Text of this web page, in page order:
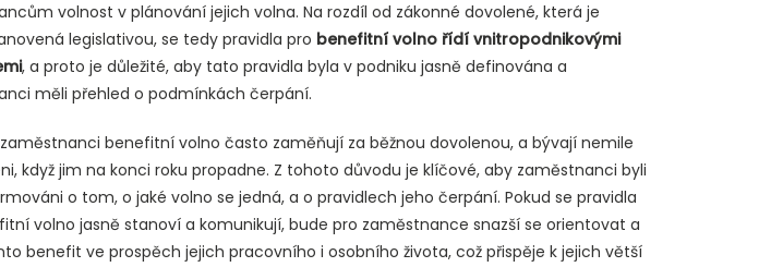
volnost v plánování jejich volna. Na rozdíl od zákonné dovolené, která je
legislativou, se tedy pravidla pro benefitní volno řídí vnitropodnikovými
, a proto je důležité, aby tato pravidla byla v podniku jasně definována a
měli přehled o podmínkách čerpání.
zaměstnanci benefitní volno často zaměňují za běžnou dovolenou, a bývají nemile
když jim na konci roku propadne. Z tohoto důvodu je klíčové, aby zaměstnanci byli
o tom, o jaké volno se jedná, a o pravidlech jeho čerpání. Pokud se pravidla
volno jasně stanoví a komunikují, bude pro zaměstnance snazší se orientovat a
benefit ve prospěch jejich pracovního i osobního života, což přispěje k jejich větší